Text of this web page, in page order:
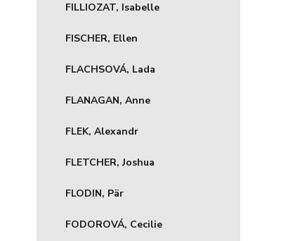
FILLIOZAT, Isabelle
FISCHER, Ellen
FLACHSOVÁ, Lada
FLANAGAN, Anne
FLEK, Alexandr
FLETCHER, Joshua
FLODIN, Pär
FODOROVÁ, Cecilie